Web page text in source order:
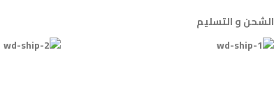
الشحن و التسليم